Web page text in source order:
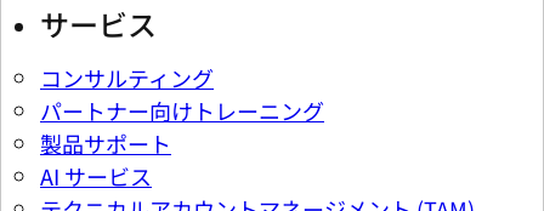
サービス
コンサルティング
パートナー向けトレーニング
製品サポート
AI サービス